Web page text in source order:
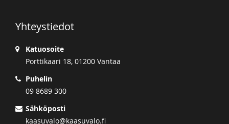
Yhteystiedot
Katuosoite
Porttikaari 18, 01200 Vantaa
Puhelin
09 8689 300
Sähköposti
kaasuvalo@kaasuvalo.fi